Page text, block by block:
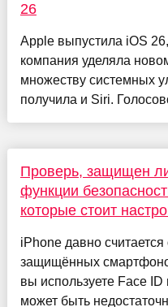
26
Apple выпустила iOS
компания уделяла
множеству системных
получила и Siri.
Проверь, защищен
функции
которые стоит
iPhone давно
защищённых
вы используете Face
может быть